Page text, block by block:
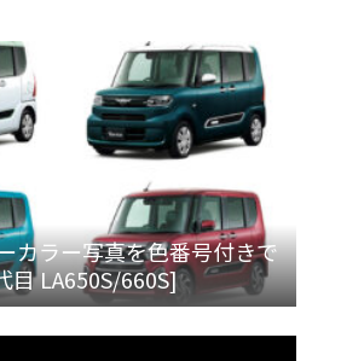
カラー写真を色番号付きで
LA650S/660S]